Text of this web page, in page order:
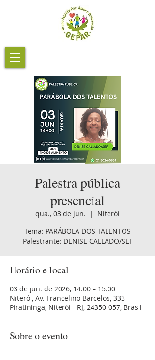
Palestra pública
presencial
qua., 03 de jun.
  |
Niterói
Tema: PARÁBOLA DOS TALENTOS
Palestrante: DENISE CALLADO/SEF
Horário e local
03 de jun. de 2026, 14:00 – 15:00
Niterói, Av. Francelino Barcelos, 333 -
Piratininga, Niterói - RJ, 24350-057, Brasil
Sobre o evento